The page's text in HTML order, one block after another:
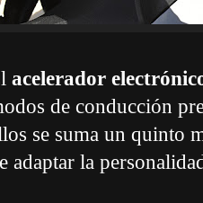
acelerador
de conducción
se suma un quinto
adaptar la